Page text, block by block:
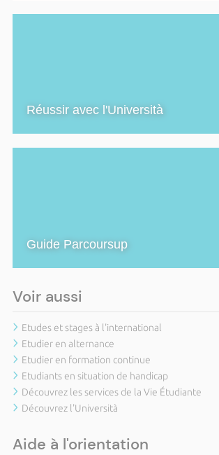
Réussir avec l'Università
Guide Parcoursup
Voir aussi
Etudes et stages à l'international
Etudier en alternance
Etudier en formation continue
Etudiants en situation de handicap
Découvrez les services de la Vie Étudiante
Découvrez l'Università
Aide à l'orientation